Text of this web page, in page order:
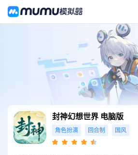
封神幻想世界 电脑版
角色扮演 回合制 国风